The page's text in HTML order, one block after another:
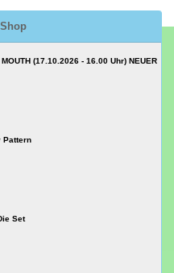
(17.10.2026 - 16.00 Uhr) NEUER
Pattern
Set